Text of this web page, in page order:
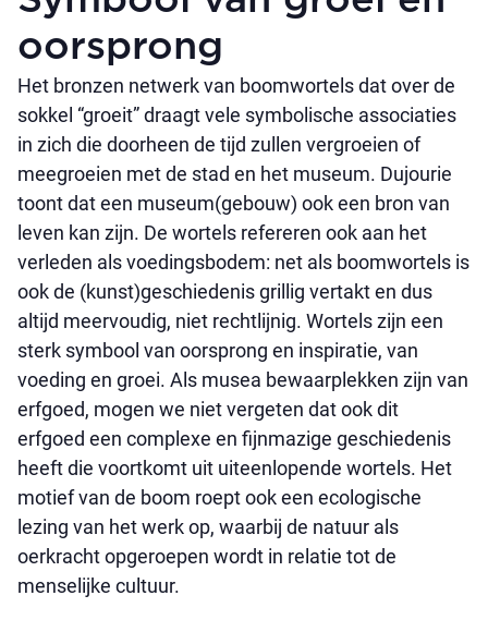
oorsprong
Het bronzen netwerk van boomwortels dat over de
sokkel “groeit” draagt vele symbolische associaties
in zich die doorheen de tijd zullen vergroeien of
meegroeien met de stad en het museum. Dujourie
toont dat een museum(gebouw) ook een bron van
leven kan zijn. De wortels refereren ook aan het
verleden als voedingsbodem: net als boomwortels is
ook de (kunst)geschiedenis grillig vertakt en dus
altijd meervoudig, niet rechtlijnig. Wortels zijn een
sterk symbool van oorsprong en inspiratie, van
voeding en groei. Als musea bewaarplekken zijn van
erfgoed, mogen we niet vergeten dat ook dit
erfgoed een complexe en fijnmazige geschiedenis
heeft die voortkomt uit uiteenlopende wortels. Het
motief van de boom roept ook een ecologische
lezing van het werk op, waarbij de natuur als
oerkracht opgeroepen wordt in relatie tot de
menselijke cultuur. ​